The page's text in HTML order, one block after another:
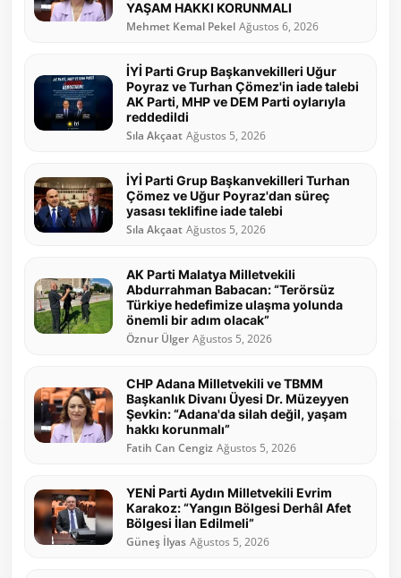
YAŞAM HAKKI KORUNMALI
Mehmet Kemal Pekel Ağustos 6, 2026
İYİ Parti Grup Başkanvekilleri Uğur
Poyraz ve Turhan Çömez'in iade talebi
AK Parti, MHP ve DEM Parti oylarıyla
reddedildi
Sıla Akçaat Ağustos 5, 2026
İYİ Parti Grup Başkanvekilleri Turhan
Çömez ve Uğur Poyraz'dan süreç
yasası teklifine iade talebi
Sıla Akçaat Ağustos 5, 2026
AK Parti Malatya Milletvekili
Abdurrahman Babacan: “Terörsüz
Türkiye hedefimize ulaşma yolunda
önemli bir adım olacak”
Öznur Ülger Ağustos 5, 2026
CHP Adana Milletvekili ve TBMM
Başkanlık Divanı Üyesi Dr. Müzeyyen
Şevkin: “Adana'da silah değil, yaşam
hakkı korunmalı”
Fatih Can Cengiz Ağustos 5, 2026
YENİ Parti Aydın Milletvekili Evrim
Karakoz: “Yangın Bölgesi Derhâl Afet
Bölgesi İlan Edilmeli”
Güneş İlyas Ağustos 5, 2026